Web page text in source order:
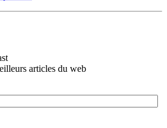
articles du web